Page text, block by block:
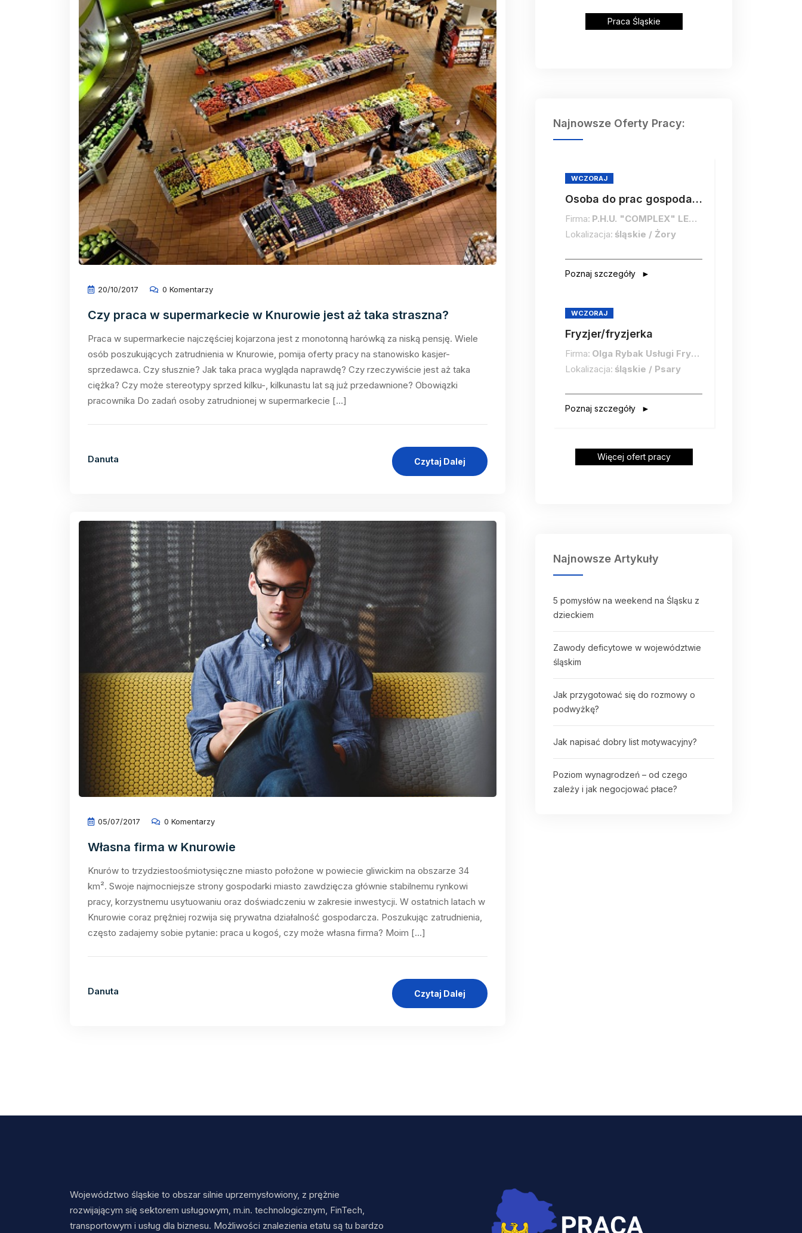
20/10/2017 0 Komentarzy
Czy praca w supermarkecie w Knurowie jest aż taka straszna?
Praca w supermarkecie najczęściej kojarzona jest z monotonną harówką za niską pensję. Wiele
osób poszukujących zatrudnienia w Knurowie, pomija oferty pracy na stanowisko kasjer-
sprzedawca. Czy słusznie? Jak taka praca wygląda naprawdę? Czy rzeczywiście jest aż taka
ciężka? Czy może stereotypy sprzed kilku-, kilkunastu lat są już przedawnione? Obowiązki
pracownika Do zadań osoby zatrudnionej w supermarkecie […]
Danuta Czytaj Dalej
05/07/2017 0 Komentarzy
Własna firma w Knurowie
Knurów to trzydziestoośmiotysięczne miasto położone w powiecie gliwickim na obszarze 34
km². Swoje najmocniejsze strony gospodarki miasto zawdzięcza głównie stabilnemu rynkowi
pracy, korzystnemu usytuowaniu oraz doświadczeniu w zakresie inwestycji. W ostatnich latach w
Knurowie coraz prężniej rozwija się prywatna działalność gospodarcza. Poszukując zatrudnienia,
często zadajemy sobie pytanie: praca u kogoś, czy może własna firma? Moim […]
Danuta Czytaj Dalej
Praca Śląskie
Najnowsze Oferty Pracy:
WCZORAJ
Osoba do prac gospodarczych
Firma:
P.H.U. "COMPLEX" LECH WIETRZYK
Lokalizacja: śląskie / Żory
Poznaj szczegóły
WCZORAJ
Fryzjer/fryzjerka
Firma:
Olga Rybak Usługi Fryzjerskie "OLGA"
Lokalizacja: śląskie / Psary
Poznaj szczegóły
Więcej ofert pracy
Najnowsze Artykuły
5 pomysłów na weekend na Śląsku z
dzieckiem
Zawody deficytowe w województwie
śląskim
Jak przygotować się do rozmowy o
podwyżkę?
Jak napisać dobry list motywacyjny?
Poziom wynagrodzeń – od czego
zależy i jak negocjować płace?
Województwo śląskie to obszar silnie uprzemysłowiony, z prężnie
rozwijającym się sektorem usługowym, m.in. technologicznym, FinTech,
transportowym i usług dla biznesu. Możliwości znalezienia etatu są tu bardzo